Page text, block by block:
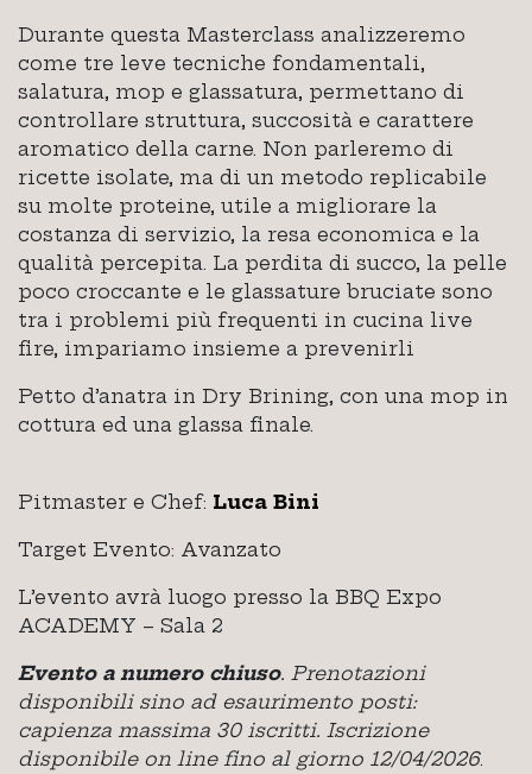
Durante questa Masterclass analizzeremo
come tre leve tecniche fondamentali,
salatura, mop e glassatura, permettano di
controllare struttura, succosità e carattere
aromatico della carne. Non parleremo di
ricette isolate, ma di un metodo replicabile
su molte proteine, utile a migliorare la
costanza di servizio, la resa economica e la
qualità percepita. La perdita di succo, la pelle
poco croccante e le glassature bruciate sono
tra i problemi più frequenti in cucina live
fire, impariamo insieme a prevenirli
Petto d’anatra in Dry Brining, con una mop in
cottura ed una glassa finale.
Pitmaster e Chef: Luca Bini
Target Evento: Avanzato
L’evento avrà luogo presso la BBQ Expo
ACADEMY – Sala 2
Evento a numero chiuso. Prenotazioni
disponibili sino ad esaurimento posti:
capienza massima 30 iscritti. Iscrizione
disponibile on line fino al giorno 12/04/2026.